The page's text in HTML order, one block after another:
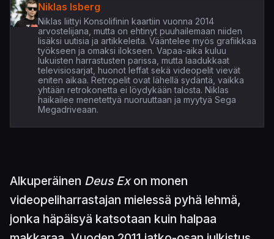
Niklas Isberg
Niklas liittyi Konsolifinin kaartiin vuonna 2014
arvostelijana, mutta on ehtinyt puuhailemaan niiden
lisäksi uutisia ja artikkeleita. Vääntelee myös grafiikkaa
työkseen ja omaksi ilokseen. Vapaa-aika kuluu
lukuisten harrastusten parissa, mutta laadukkaat
televisiosarjat, huonot leffat sekä videopelit vievät
eniten aikaa. Retropelit ovat lähellä sydäntä, vaikka
yhtään retrokonetta ei löydykään talosta. Niklas
haikailee menetettyä nuoruuttaan ja myytyä Sega
Megadriveaan.
Alkuperäinen Deus Exon monen
videopeliharrastajan mielessä pyhä lehmä,
jonka häpäisyä katsotaan kuin halpaa